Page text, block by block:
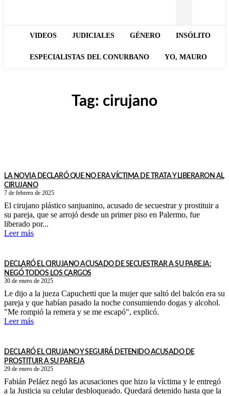
VIDEOS JUDICIALES GÉNERO INSÓLITO
ESPECIALISTAS DEL CONURBANO YO, MAURO
Tag: cirujano
LA NOVIA DECLARÓ QUE NO ERA VÍCTIMA DE TRATA Y LIBERARON AL
CIRUJANO
7 de febrero de 2025
El cirujano plástico sanjuanino, acusado de secuestrar y prostituir a
su pareja, que se arrojó desde un primer piso en Palermo, fue
liberado por...
Leer más
DECLARÓ EL CIRUJANO ACUSADO DE SECUESTRAR A SU PAREJA:
NEGÓ TODOS LOS CARGOS
30 de enero de 2025
Le dijo a la jueza Capuchetti que la mujer que saltó del balcón era su
pareja y que habían pasado la noche consumiendo dogas y alcohol.
"Me rompió la remera y se me escapó", explicó.
Leer más
DECLARÓ EL CIRUJANO Y SEGUIRÁ DETENIDO ACUSADO DE
PROSTITUIR A SU PAREJA
29 de enero de 2025
Fabián Peláez negó las acusaciones que hizo la víctima y le entregó
a la Justicia su celular desbloqueado. Quedará detenido hasta que la